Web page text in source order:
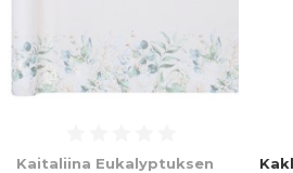
Kaitaliina Eukalyptuksen